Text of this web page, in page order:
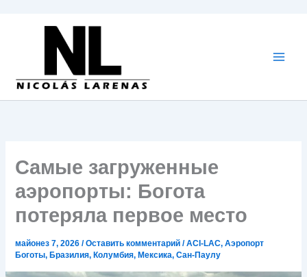
содержимому
Самые загруженные
аэропорты: Богота
потеряла первое место
майонез 7, 2026/Оставить комментарий /ACI-LAC,Аэропорт
Боготы, Бразилия, Колумбия, Мексика,Сан-Паулу